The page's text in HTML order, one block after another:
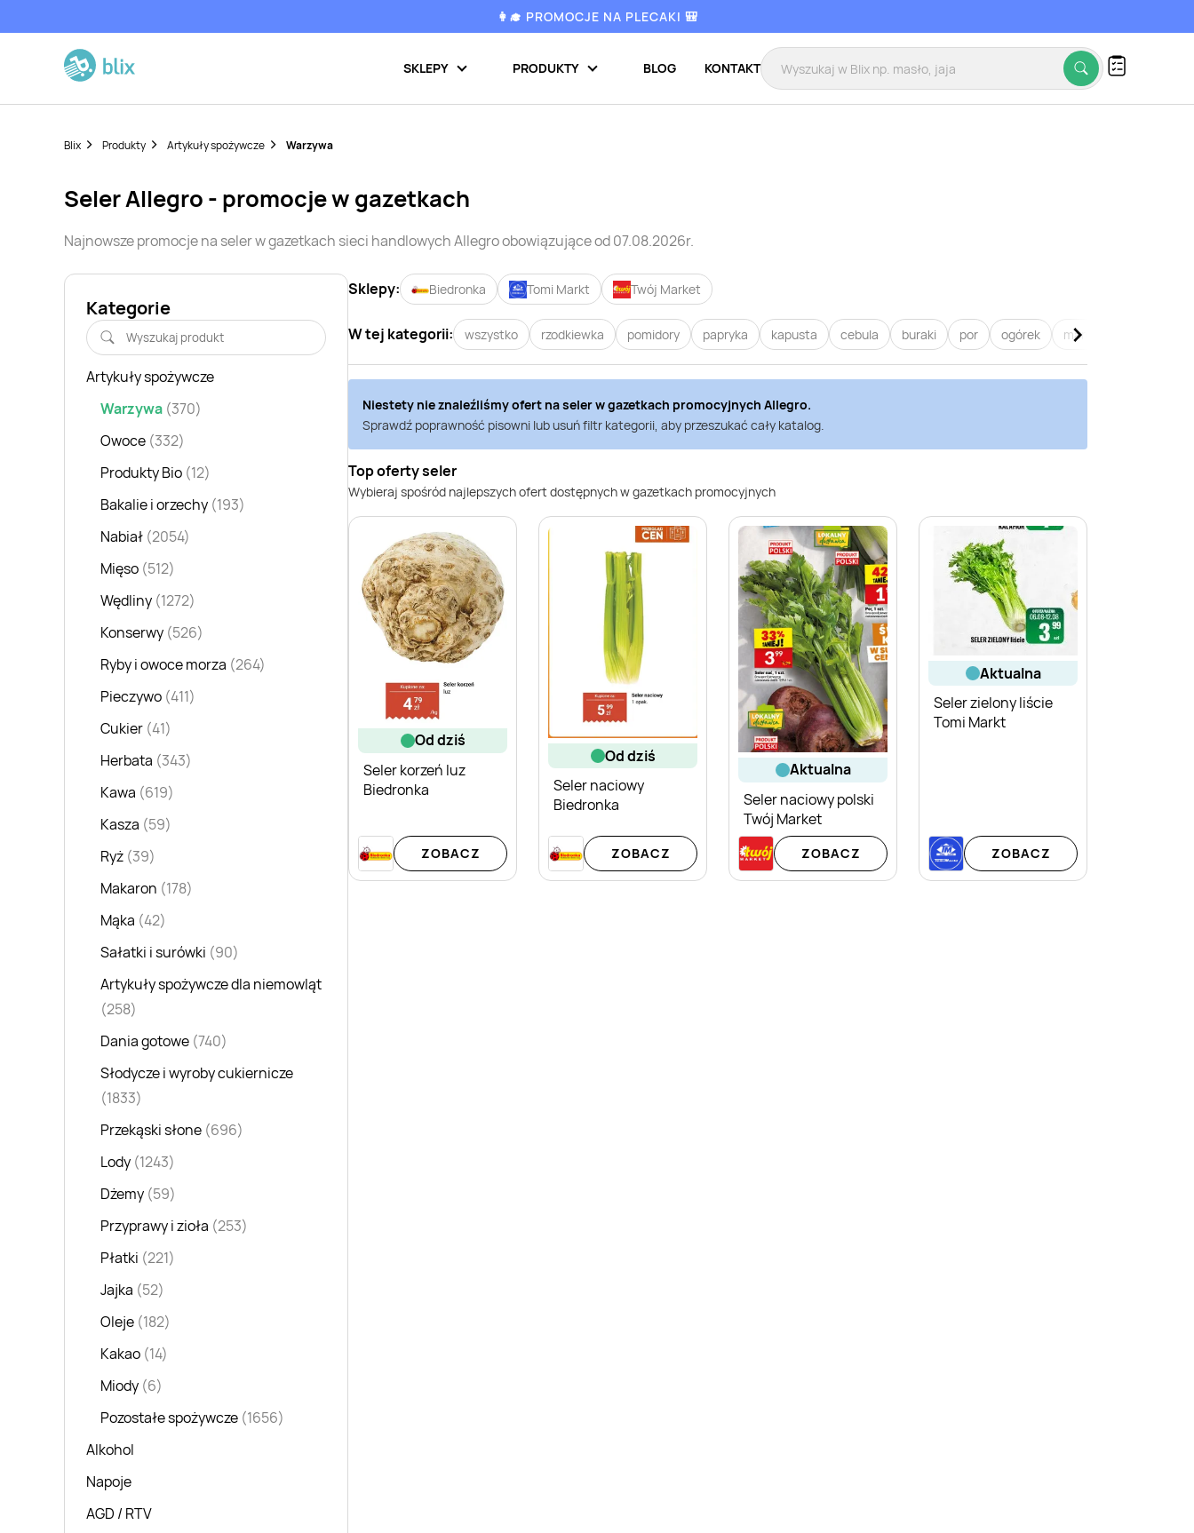
👩‍🎓 PROMOCJE NA PLECAKI 🎒
SKLEPY PRODUKTY BLOG KONTAKT
Blix Produkty Artykuły spożywcze Warzywa
selerAllegro - promocje w gazetkach
Najnowsze promocje na selerw gazetkach sieci handlowychAllegroobowiązujące od 07.08.2026r.
Kategorie
Artykuły spożywcze
Warzywa (370)
Owoce (332)
Produkty Bio (12)
Bakalie i orzechy (193)
Nabiał (2054)
Mięso (512)
Wędliny (1272)
Konserwy (526)
Ryby i owoce morza (264)
Pieczywo (411)
Cukier (41)
Herbata (343)
Kawa (619)
Kasza (59)
Ryż (39)
Makaron (178)
Mąka (42)
Sałatki i surówki (90)
Artykuły spożywcze dla niemowląt
(258)
Dania gotowe (740)
Słodycze i wyroby cukiernicze
(1833)
Przekąski słone (696)
Lody (1243)
Dżemy (59)
Przyprawy i zioła (253)
Płatki (221)
Jajka (52)
Oleje (182)
Kakao (14)
Miody (6)
Pozostałe spożywcze (1656)
Alkohol
Napoje
AGD / RTV
Sklepy: Biedronka Tomi Markt Twój Market
W tej kategorii: wszystko rzodkiewka pomidory papryka kapusta cebula buraki por ogórek marchew
Niestety nie znaleźliśmy ofert naselerw gazetkach promocyjnych Allegro.
Sprawdź poprawność pisowni lub usuń filtr kategorii, aby przeszukać cały katalog.
Top oferty seler
Wybieraj spośród najlepszych ofert dostępnych w gazetkach promocyjnych
od dziś
Seler korzeń luz
Biedronka
ZOBACZ
od dziś
Seler naciowy
Biedronka
ZOBACZ
aktualna
Seler naciowy polski
Twój Market
ZOBACZ
aktualna
Seler zielony liście
Tomi Markt
ZOBACZ